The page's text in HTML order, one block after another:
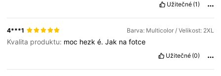
Užitečné (1)
4***1 Barva: Multicolor / Velikost: 2XL
Kvalita produktu: moc hezké.Jak nafotce
Užitečné (0)